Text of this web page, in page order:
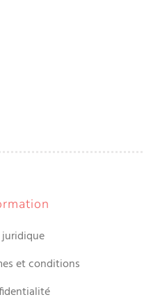
et conditions